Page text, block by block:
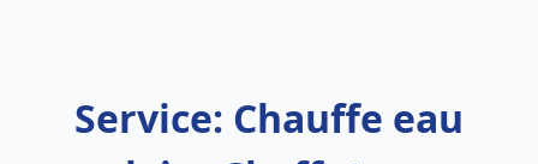
Service: Chauffe eau